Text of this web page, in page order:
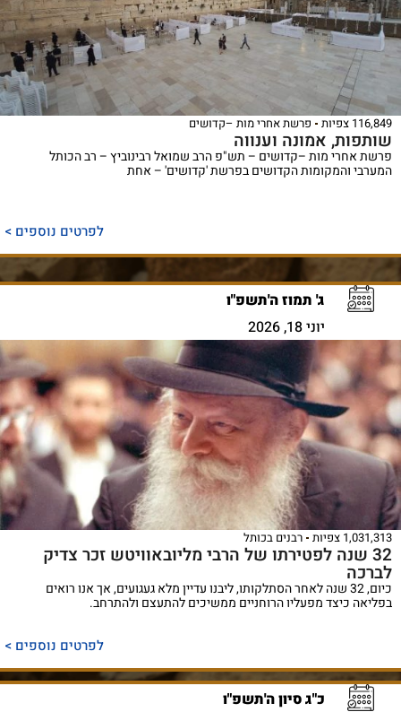
116,849 צפיות פרשת אחרי מות –קדושים
שותפות, אמונה וענווה
פרשת אחרי מות –קדושים – תש"פ הרב שמואל רבינוביץ – רב הכותל
המערבי והמקומות הקדושים בפרשת 'קדושים' – אחת
לפרטים נוספים >
ג' תמוז ה'תשפ"ו
יוני 18, 2026
1,031,313 צפיות רבנים בכותל
32 שנה לפטירתו של הרבי מליובאוויטש זכר צדיק
לברכה
כיום, 32 שנה לאחר הסתלקותו, ליבנו עדיין מלא געגועים, אך אנו רואים
בפליאה כיצד מפעליו הרוחניים ממשיכים להתעצם ולהתרחב.
לפרטים נוספים >
כ"ג סיון ה'תשפ"ו